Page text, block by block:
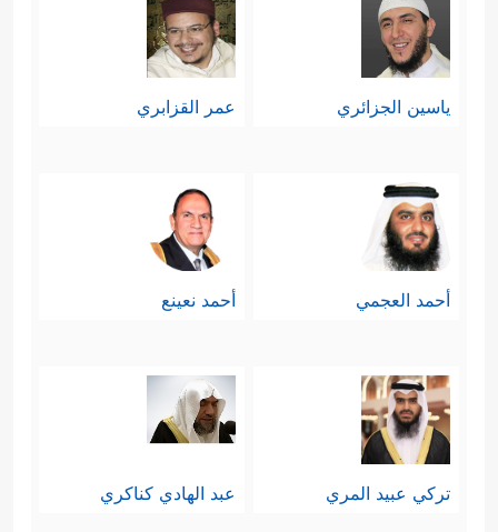
ياسين الجزائري عمر القزابري
أحمد العجمي أحمد نعينع
تركي عبيد المري عبد الهادي كناكري